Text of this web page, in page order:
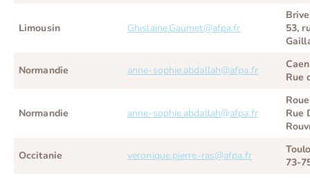
Limousin Ghislaine.Gaumet@afpa.fr
Brive
53,
Normandie anne-sophie.abdallah@afpa.fr
Caen
Rue
Normandie anne-sophie.abdallah@afpa.fr
Rue
Occitanie veronique.pierre-ras@afpa.fr
73-